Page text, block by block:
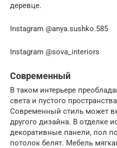
деревце.
Instagram @anya.sushko.585
Instagram @sova_interiors
Современный
В таком интерьере
света и пустого
Современный стиль может
другого дизайна. В отделке
декоративные панели, пол
потолок белят. Мебель